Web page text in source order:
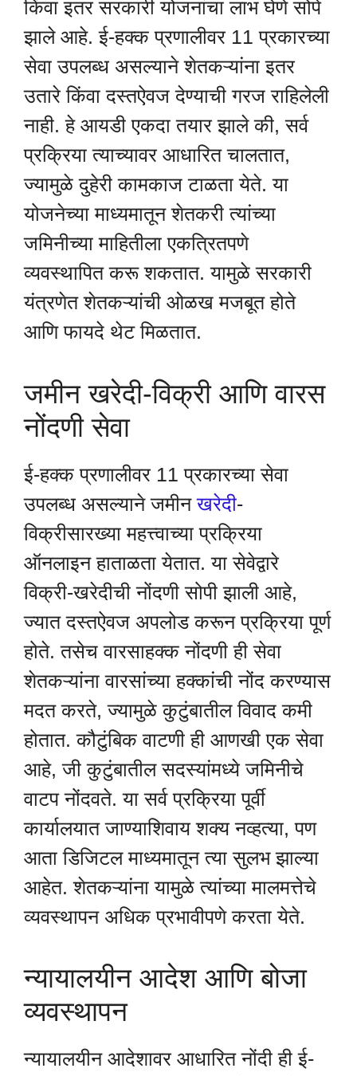
किंवा इतर सरकारी योजनांचा लाभ घेणे सोपे
झाले आहे. ई-हक्क प्रणालीवर 11 प्रकारच्या
सेवा उपलब्ध असल्याने शेतकऱ्यांना इतर
उतारे किंवा दस्तऐवज देण्याची गरज राहिलेली
नाही. हे आयडी एकदा तयार झाले की, सर्व
प्रक्रिया त्याच्यावर आधारित चालतात,
ज्यामुळे दुहेरी कामकाज टाळता येते. या
योजनेच्या माध्यमातून शेतकरी त्यांच्या
जमिनीच्या माहितीला एकत्रितपणे
व्यवस्थापित करू शकतात. यामुळे सरकारी
यंत्रणेत शेतकऱ्यांची ओळख मजबूत होते
आणि फायदे थेट मिळतात.
जमीन खरेदी-विक्री आणि वारस
नोंदणी सेवा
ई-हक्क प्रणालीवर 11 प्रकारच्या सेवा
उपलब्ध असल्याने जमीनखरेदी-
विक्रीसारख्या महत्त्वाच्या प्रक्रिया
ऑनलाइन हाताळता येतात. या सेवेद्वारे
विक्री-खरेदीची नोंदणी सोपी झाली आहे,
ज्यात दस्तऐवज अपलोड करून प्रक्रिया पूर्ण
होते. तसेच वारसाहक्क नोंदणी ही सेवा
शेतकऱ्यांना वारसांच्या हक्कांची नोंद करण्यास
मदत करते, ज्यामुळे कुटुंबातील विवाद कमी
होतात. कौटुंबिक वाटणी ही आणखी एक सेवा
आहे, जी कुटुंबातील सदस्यांमध्ये जमिनीचे
वाटप नोंदवते. या सर्व प्रक्रिया पूर्वी
कार्यालयात जाण्याशिवाय शक्य नव्हत्या, पण
आता डिजिटल माध्यमातून त्या सुलभ झाल्या
आहेत. शेतकऱ्यांना यामुळे त्यांच्या मालमत्तेचे
व्यवस्थापन अधिक प्रभावीपणे करता येते.
न्यायालयीन आदेश आणि बोजा
व्यवस्थापन
न्यायालयीन आदेशावर आधारित नोंदी ही ई-